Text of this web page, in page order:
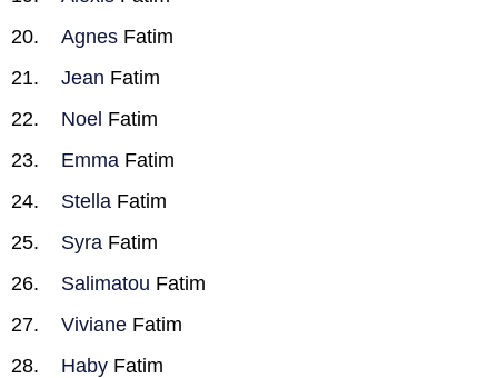
Agnes Fatim
Jean Fatim
Noel Fatim
Emma Fatim
Stella Fatim
Syra Fatim
Salimatou Fatim
Viviane Fatim
Haby Fatim